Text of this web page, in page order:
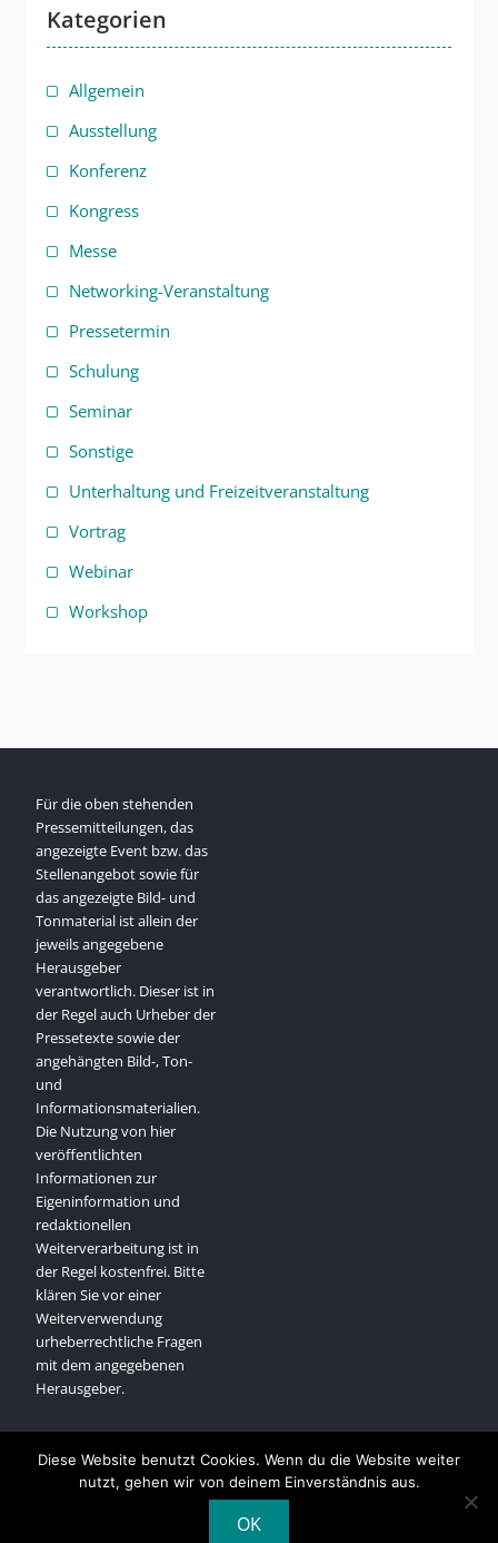
Kategorien
Allgemein
Ausstellung
Konferenz
Kongress
Messe
Networking-Veranstaltung
Pressetermin
Schulung
Seminar
Sonstige
Unterhaltung und Freizeitveranstaltung
Vortrag
Webinar
Workshop
Für die oben stehenden
Pressemitteilungen, das
angezeigte Event bzw. das
Stellenangebot sowie für
das angezeigte Bild- und
Tonmaterial ist allein der
jeweils angegebene
Herausgeber
verantwortlich. Dieser ist in
der Regel auch Urheber der
Pressetexte sowie der
angehängten Bild-, Ton-
und
Informationsmaterialien.
Die Nutzung von hier
veröffentlichten
Informationen zur
Eigeninformation und
redaktionellen
Weiterverarbeitung ist in
der Regel kostenfrei. Bitte
klären Sie vor einer
Weiterverwendung
urheberrechtliche Fragen
mit dem angegebenen
Herausgeber.
Diese Website benutzt Cookies. Wenn du die Website weiter
nutzt, gehen wir von deinem Einverständnis aus.
OK